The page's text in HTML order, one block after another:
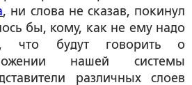
, ни слова не сказав, покинул
бы, кому, как не ему надо
что будут говорить о
нашей системы
различных слоев